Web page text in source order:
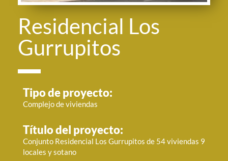
Residencial Los
Gurrupitos
Tipo de proyecto:
Complejo de viviendas
Título del proyecto:
Conjunto Residencial Los Gurrupitos de 54 viviendas 9
locales y sotano